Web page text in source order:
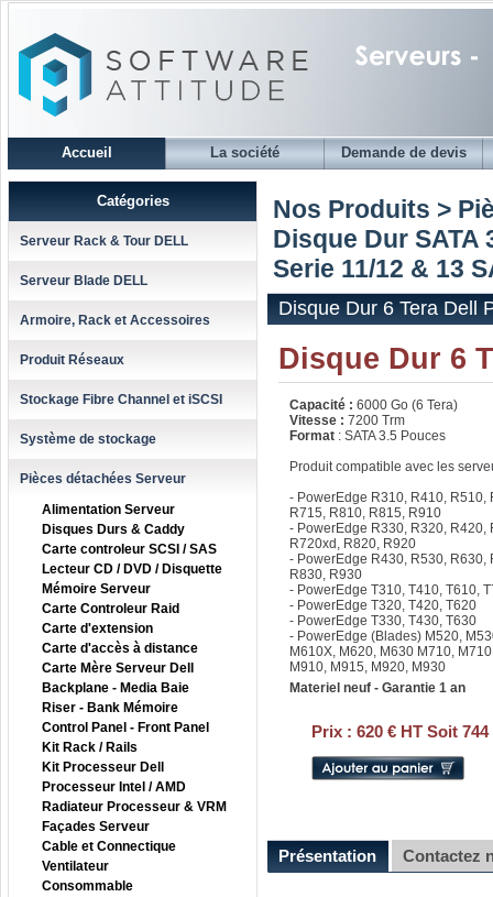
Accueil La société Demande de devis
Catégories
Serveur Rack & Tour DELL
Serveur Blade DELL
Armoire, Rack et Accessoires
Produit Réseaux
Stockage Fibre Channel et iSCSI
Système de stockage
Pièces détachées Serveur
Alimentation Serveur
Disques Durs & Caddy
Carte controleur SCSI / SAS
Lecteur CD / DVD / Disquette
Mémoire Serveur
Carte Controleur Raid
Carte d'extension
Carte d'accès à distance
Carte Mère Serveur Dell
Backplane - Media Baie
Riser - Bank Mémoire
Control Panel - Front Panel
Kit Rack / Rails
Kit Processeur Dell
Processeur Intel / AMD
Radiateur Processeur & VRM
Façades Serveur
Cable et Connectique
Ventilateur
Consommable
Nos Produits >
Disque Dur SATA
Serie 11/12 & 13
Disque Dur 6 Tera Dell
Disque Dur 6
Capacité : 6000 Go (6 Tera)
Vitesse : 7200 Trm
Format : SATA 3.5 Pouces
Produit compatible avec les
- PowerEdge R310, R410, R510,
R715, R810, R815, R910
- PowerEdge R330, R320, R420,
R720xd, R820, R920
- PowerEdge R430, R530, R630,
R830, R930
- PowerEdge T310, T410, T610,
- PowerEdge T320, T420, T620
- PowerEdge T330, T430, T630
- PowerEdge (Blades) M520,
M610X, M620, M630 M710,
M910, M915, M920, M930
Materiel neuf - Garantie 1 an
Prix : 620 € HT Soit 744
Présentation Contactez